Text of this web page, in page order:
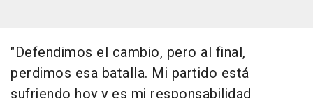
"Defendimos el cambio, pero al final,
perdimos esa batalla. Mi partido está